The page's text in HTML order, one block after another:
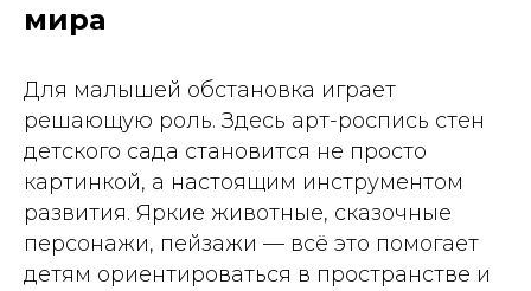
мира
Для малышей обстановка играет
решающую роль. Здесь арт-роспись стен
детского сада становится не просто
картинкой, а настоящим инструментом
развития. Яркие животные, сказочные
персонажи, пейзажи — всё это помогает
детям ориентироваться в пространстве и